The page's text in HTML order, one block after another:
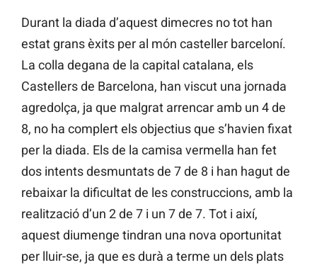
Durant la diada d’aquest dimecres no tot han
estat grans èxits per al món casteller barceloní.
La colla degana de la capital catalana, els
Castellers de Barcelona, han viscut una jornada
agredolça, ja que malgrat arrencar amb un 4 de
8, no ha complert els objectius que s’havien fixat
per la diada. Els de la camisa vermella han fet
dos intents desmuntats de 7 de 8 i han hagut de
rebaixar la dificultat de les construccions, amb la
realització d’un 2 de 7 i un 7 de 7. Tot i així,
aquest diumenge tindran una nova oportunitat
per lluir-se, ja que es durà a terme un dels plats